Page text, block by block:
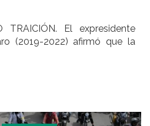
TRAICIÓN. El expresidente
(2019-2022) afirmó que la